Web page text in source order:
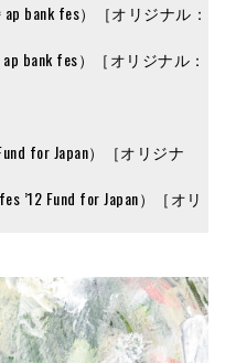
bank fes）［オリジナル：
ap bank fes）［オリジナル：
for Japan）［オリジナ
’12 Fund for Japan）［オリ